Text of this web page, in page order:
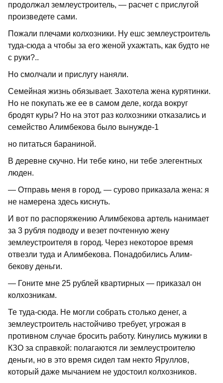
продолжал землеустроитель, — расчет с прислугой
произведете сами.
Пожали плечами колхозники. Ну ешс землеустроитель
туда-сюда а чтобы за его женой ухажтать, как будто не
с ру­ки?..
Но смолчали и прислугу наняли.
Семейная жизнь обязывает. Захотела жена курятинки.
Но не покупать же ее в самом деле, когда вокруг
бродят куры? Но на этот раз колхозники отказались и
семейство Алимбекова было вынужде-1
но питаться бараниной.
В деревне скучно. Ни тебе кино, ни тебе элегентных
люден.
— Отправь меня в город, — сурово приказала жена: я
не намерена здесь киснуть.
И вот по распоряжению Алимбекова артель нанимает
за 3 рубля подводу и везет почтенную жену
землеустроителя в город. Через некоторое время
отвезли туда и Алимбекова. Понадобились Алим-
бекову деньги.
— Гоните мне 25 рублей квартирных — приказал он
колхозникам.
Те туда-сюда. Не могли собрать столь­ко денег, а
землеустроитель настойчиво требует, угрожая в
противном случае бросить работу. Кинулись мужики в
КЗО за справкой: полагаются ли землеустрои­телю
деньги, но в это время сидел там некто Яруллов,
который даже мычанием не удостоил колхозников.